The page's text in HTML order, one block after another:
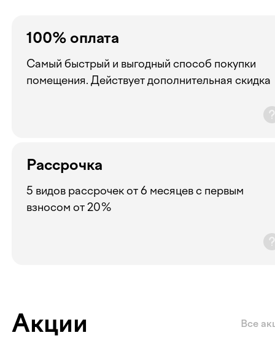
100% оплата
Самый быстрый и выгодный способ покупки
помещения. Действует дополнительная скидка
Рассрочка
5 видов рассрочек от 6 месяцев с первым
взносом от 20%
Все
Акции